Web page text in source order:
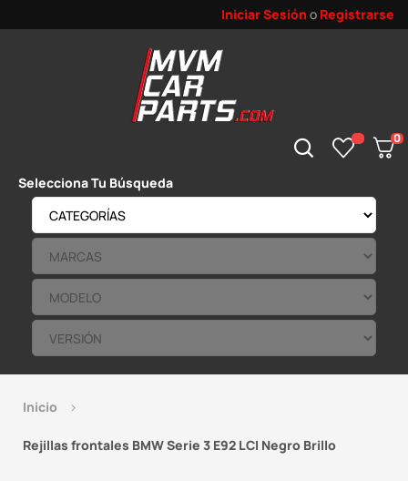
Iniciar Sesión o Registrarse
0
Selecciona Tu Búsqueda
Inicio
Rejillas frontales BMW Serie 3 E92 LCI Negro Brillo